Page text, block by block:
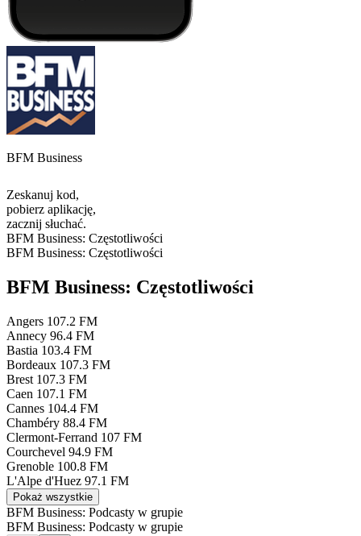
BFM Business
Zeskanuj kod,
pobierz aplikację,
zacznij słuchać.
BFM Business: Częstotliwości
BFM Business: Częstotliwości
BFM Business: Częstotliwości
Angers 107.2 FM
Annecy 96.4 FM
Bastia 103.4 FM
Bordeaux 107.3 FM
Brest 107.3 FM
Caen 107.1 FM
Cannes 104.4 FM
Chambéry 88.4 FM
Clermont-Ferrand 107 FM
Courchevel 94.9 FM
Grenoble 100.8 FM
L'Alpe d'Huez 97.1 FM
Pokaż wszystkie
BFM Business: Podcasty w grupie
BFM Business: Podcasty w grupie